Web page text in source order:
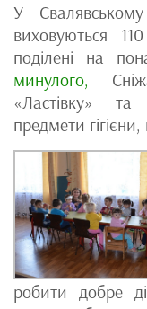
У
виховуються
поділені на
минулого,
«Ластівку»
предмети
робити добре